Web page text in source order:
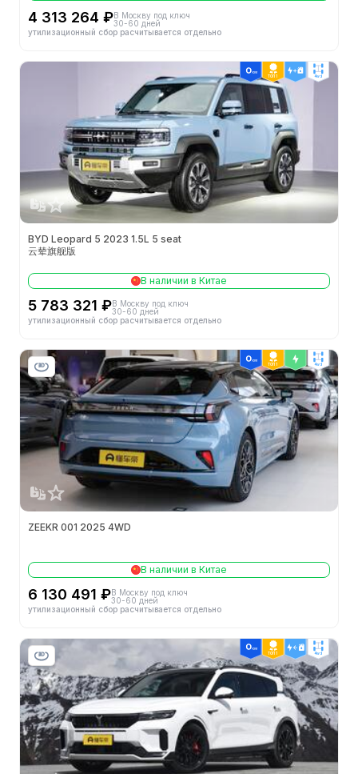
4 313 264 ₽В Москву под ключ
30-60 дней
утилизационный сбор расчитывается отдельно
ТОП 1 4wd
BYD Leopard 5 2023 1.5L 5 seat
云辇旗舰版
В наличии в Китае
5 783 321 ₽В Москву под ключ
30-60 дней
утилизационный сбор расчитывается отдельно
4wd
ZEEKR 001 2025 4WD
В наличии в Китае
6 130 491 ₽В Москву под ключ
30-60 дней
утилизационный сбор расчитывается отдельно
ТОП 1 4wd